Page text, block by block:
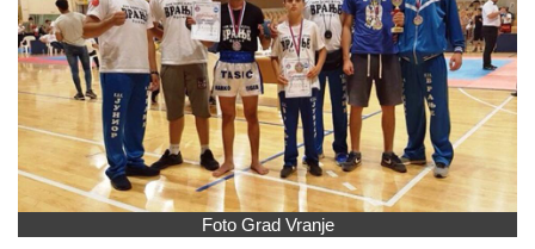
Foto Grad Vranje